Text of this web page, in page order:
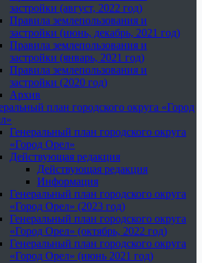
застройки (август, 2022 год)
Правила землепользования и
застройки (июнь, декабрь, 2021 год)
Правила землепользования и
застройки (январь, 2021 год)
Правила землепользования и
застройки (2020 год)
Архив
план городского округа «Город
Генеральный план городского округа
«Город Орел»
Действующая редакция
Действующая редакция
Информация
Генеральный план городского округа
«Город Орел» (2023 год)
Генеральный план городского округа
«Город Орел» (октябрь, 2022 год)
Генеральный план городского округа
«Город Орел» (июнь 2021 год)